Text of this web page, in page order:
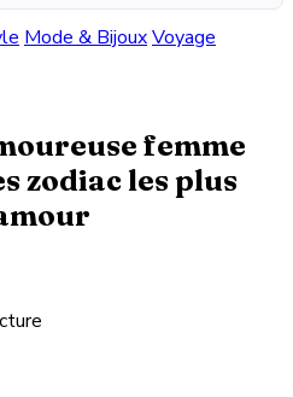
Mode & BijouxVoyage
femme
zodiac les plus